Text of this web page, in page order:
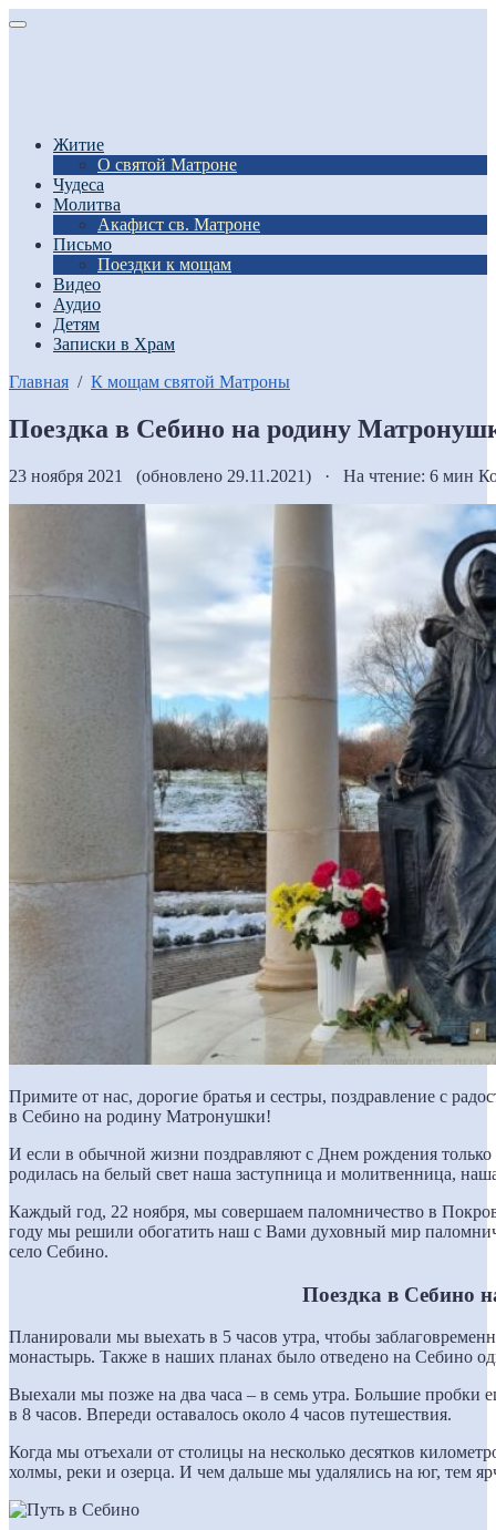
Житие
О святой Матроне
Чудеса
Молитва
Акафист св. Матроне
Письмо
Поездки к мощам
Видео
Аудио
Детям
Записки в Храм
Главная / К мощам святой Матроны
Поездка в Себино на родину
23 ноября 2021 (обновлено 29.11.2021) · На чтение: 6 мин
Примите от нас, дорогие братья и сестры, поздравление с
в Себино на родину Матронушки!
И если в обычной жизни поздравляют с Днем рождения
родилась на белый свет наша заступница и молитвенница,
Каждый год, 22 ноября, мы совершаем паломничество в
году мы решили обогатить наш с Вами духовный мир
село Себино.
Поездка в Себино
Планировали мы выехать в 5 часов утра, чтобы
монастырь. Также в наших планах было отведено на Себино
Выехали мы позже на два часа – в семь утра. Большие пробки
в 8 часов. Впереди оставалось около 4 часов путешествия.
Когда мы отъехали от столицы на несколько десятков
холмы, реки и озерца. И чем дальше мы удалялись на юг, тем